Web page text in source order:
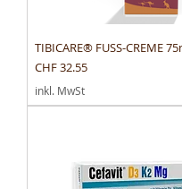
TIBICARE® FUSS-CREME
Preis
CHF 32.55
inkl. MwSt